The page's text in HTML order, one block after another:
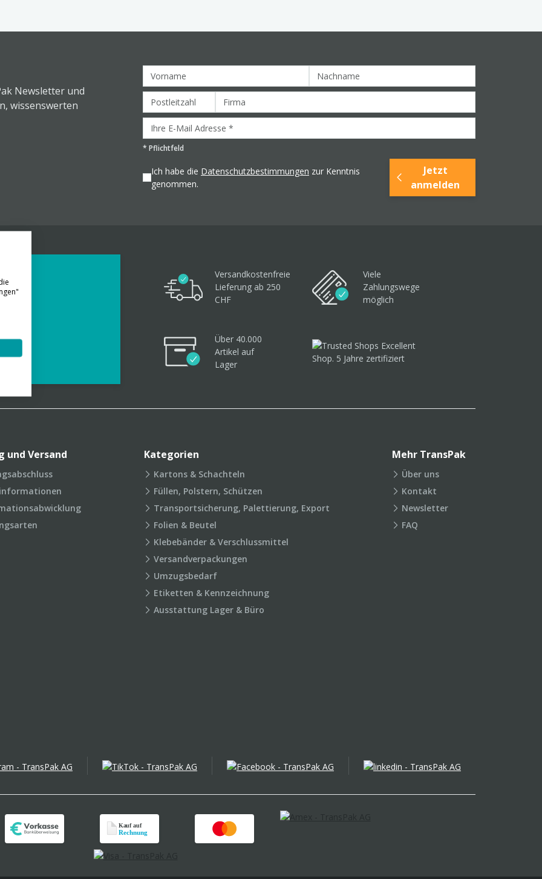
Newsletter und
wissenswerten
* Pflichtfeld
Ich habe die Datenschutzbestimmungen zur Kenntnis
genommen.
Jetzt
anmelden
Versandkostenfreie
Lieferung ab 250
CHF
Viele
Zahlungswege
möglich
Über 40.000
Artikel auf
Lager
und Versand Kategorien
Kartons & Schachteln
Füllen, Polstern, Schützen
Transportsicherung, Palettierung, Export
Folien & Beutel
Klebebänder & Verschlussmittel
Versandverpackungen
Umzugsbedarf
Etiketten & Kennzeichnung
Ausstattung Lager & Büro
Mehr TransPak
Über uns
Kontakt
Newsletter
FAQ